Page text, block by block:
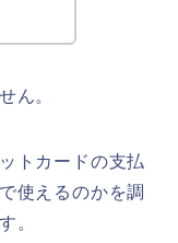
ん。
トカードの支払
使えるのかを調
。